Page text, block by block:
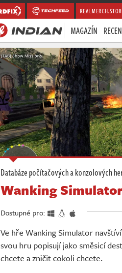
MAGAZÍN
Databáze počítačových a konzolových
Wanking
Dostupné pro:
Ve hře Wanking Simulator
svou hru popisují jako směsicí
chcete a zničit cokoli chcete.